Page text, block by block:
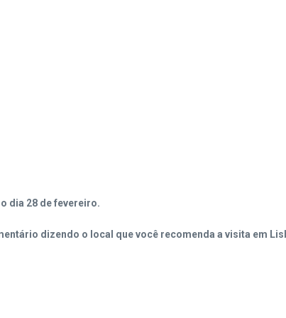
dia 28 de fevereiro.
dizendo o local que você recomenda a visita em